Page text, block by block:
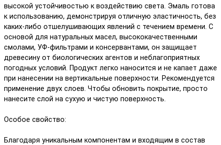
высокой устойчивостью к воздействию света. Эмаль готова
к использованию, демонстрируя отличную эластичность, без
каких-либо отшелушивающих явлений с течением времени. С
основой для натуральных масел, высококачественными
смолами, УФ-фильтрами и консервантами, он защищает
древесину от биологических агентов и неблагоприятных
погодных условий. Продукт легко наносится и не капает даже
при нанесении на вертикальные поверхности. Рекомендуется
применение двух слоев. Чтобы обновить покрытие, просто
нанесите слой на сухую и чистую поверхность.
Особое свойство:
Благодаря уникальным компонентам и входящим в состав